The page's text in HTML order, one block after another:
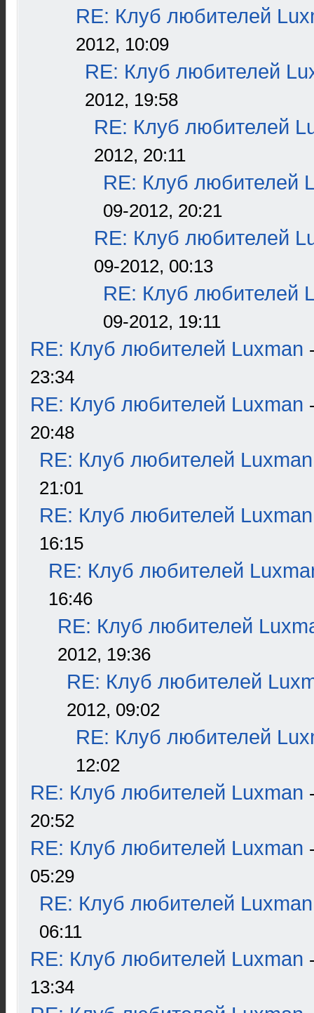
RE: Клуб любителей
2012, 10:09
RE: Клуб любителей
2012, 19:58
RE: Клуб любителей
2012, 20:11
RE: Клуб любителей
09-2012, 20:21
RE: Клуб любителей
09-2012, 00:13
RE: Клуб любителей
09-2012, 19:11
RE: Клуб любителей Luxman
23:34
RE: Клуб любителей Luxman
20:48
RE: Клуб любителей Luxman
21:01
RE: Клуб любителей Luxman
16:15
RE: Клуб любителей
16:46
RE: Клуб любителей
2012, 19:36
RE: Клуб любителей
2012, 09:02
RE: Клуб любителей
12:02
RE: Клуб любителей Luxman
20:52
RE: Клуб любителей Luxman
05:29
RE: Клуб любителей Luxman
06:11
RE: Клуб любителей Luxman
13:34